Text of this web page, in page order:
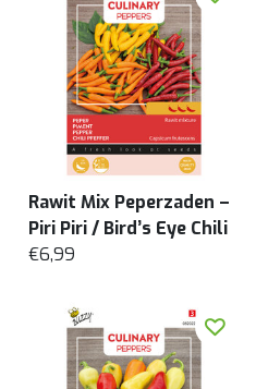
Rawit Mix Peperzaden –
Piri Piri / Bird’s Eye Chili
€6,99